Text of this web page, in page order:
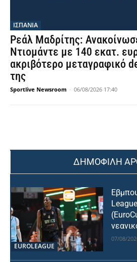
ΙΣΠΑΝΙΑ
Ρεάλ Μαδρίτης:
Ντιομάντε με 140 εκατ.
ακριβότερο μεταγραφικό
της
Sportlive Newsroom - 06/08/2026 17:40
ΔΗΜΟΦΙΛΗ
EUROLEAGUE
07/08/